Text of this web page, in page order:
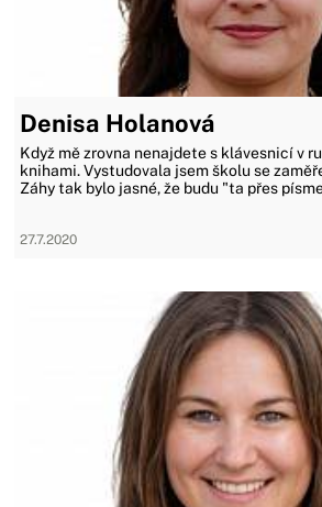
Denisa Holanová
Když mě zrovna nenajdete s klávesnicí v
knihami. Vystudovala jsem školu se
Záhy tak bylo jasné, že budu "ta přes
27.7.2020